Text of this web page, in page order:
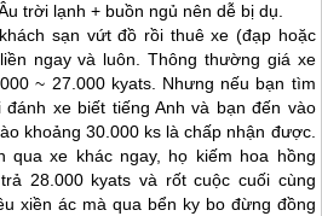
trời lạnh + buồn ngủ nên dễ bị dụ.
sạn vứt đồ rồi thuê xe (đạp hoặc
ngay và luôn. Thông thường giá xe
~ 27.000 kyats. Nhưng nếu bạn tìm
xe biết tiếng Anh và bạn đến vào
khoảng 30.000 ks là chấp nhận được.
qua xe khác ngay, họ kiếm hoa hồng
28.000 kyats và rốt cuộc cuối cùng
xiền ác mà qua bển ky bo đừng đồng